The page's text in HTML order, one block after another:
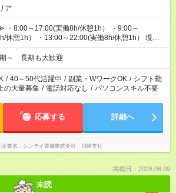
ア
8:00～17:00(実働8h/休憩1h） ・9:00～
憩1h） ・13:00～22:00(実働8h/休憩1h） 現場
によって勤務開始時間は異なります！ 休憩1時間あり
～ 長期も大歓迎
/ 40～50代活躍中 / 副業・WワークOK / シフト勤
の大量募集 / 電話対応なし / パソコンスキル不要
応募する 詳細へ
企業名 シンテイ警備株式会社 川崎支社
掲載日：2026.08.09
未読